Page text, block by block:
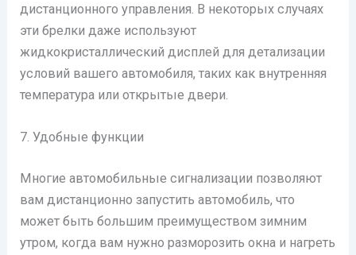
дистанционного управления. В некоторых случаях
эти брелки даже используют
жидкокристаллический дисплей для детализации
условий вашего автомобиля, таких как внутренняя
температура или открытые двери.
7. Удобные функции
Многие автомобильные сигнализации позволяют
вам дистанционно запустить автомобиль, что
может быть большим преимуществом зимним
утром, когда вам нужно разморозить окна и нагреть